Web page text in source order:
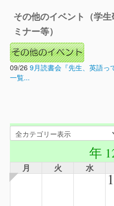
その他のイベント（学
ミナー等）
09/26 9月読書会『先生、英語っ
一覧...
年
月 火 水
1